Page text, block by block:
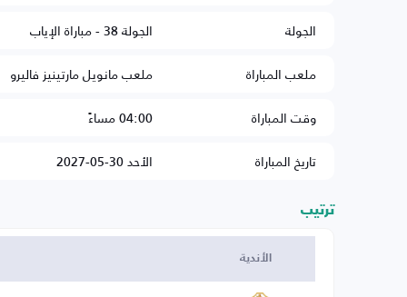
الجولة
الجولة 38 - مباراة الإياب
ملعب المباراة
ملعب مانويل مارتينيز فاليرو
وقت المباراة
04:00 مساءً
تاريخ المباراة
الأحد 30-05-2027
ترتيب
الأندية